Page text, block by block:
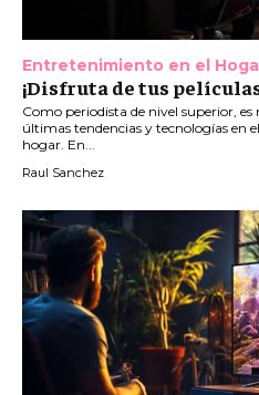
Entretenimiento en el
¡Disfruta de tus
Como periodista de nivel superior,
últimas tendencias y tecnologías en
hogar. En...
Raul Sanchez